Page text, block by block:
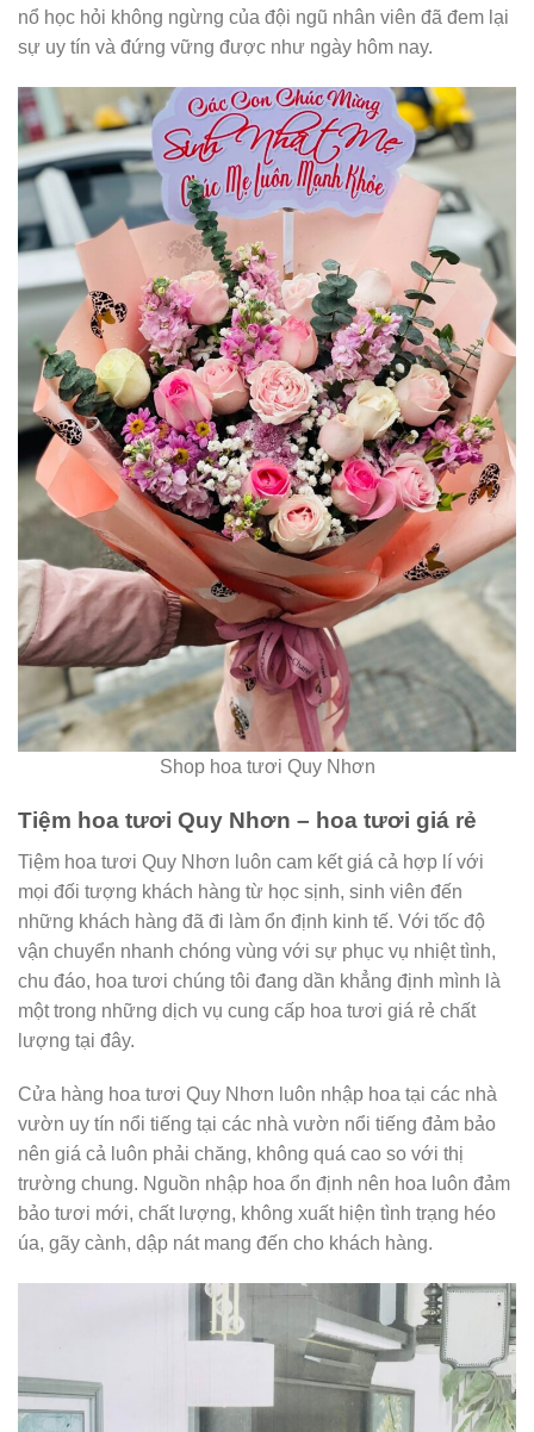
nổ học hỏi không ngừng của đội ngũ nhân viên đã đem lại
sự uy tín và đứng vững được như ngày hôm nay.
Shop hoa tươi Quy Nhơn
Tiệm hoa tươi Quy Nhơn – hoa tươi giá rẻ
Tiệm hoa tươi Quy Nhơn luôn cam kết giá cả hợp lí với
mọi đối tượng khách hàng từ học sịnh, sinh viên đến
những khách hàng đã đi làm ổn định kinh tế. Với tốc độ
vận chuyển nhanh chóng vùng với sự phục vụ nhiệt tình,
chu đáo, hoa tươi chúng tôi đang dần khẳng định mình là
một trong những dịch vụ cung cấp hoa tươi giá rẻ chất
lượng tại đây.
Cửa hàng hoa tươi Quy Nhơn luôn nhập hoa tại các nhà
vườn uy tín nổi tiếng tại các nhà vườn nổi tiếng đảm bảo
nên giá cả luôn phải chăng, không quá cao so với thị
trường chung. Nguồn nhập hoa ổn định nên hoa luôn đảm
bảo tươi mới, chất lượng, không xuất hiện tình trạng héo
úa, gãy cành, dập nát mang đến cho khách hàng.